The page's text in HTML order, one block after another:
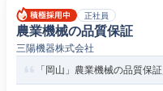
正社員
農業機械の品質保証
三陽機器株式会社
「岡山」農業機械の品質保